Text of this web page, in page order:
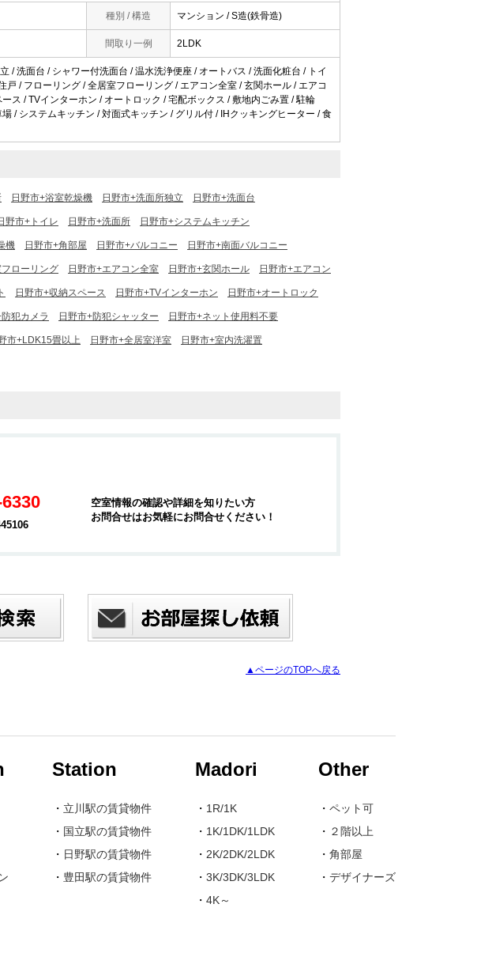
種別 / 構造 マンション / S造(鉄骨造)
間取り一例 2LDK
/ 洗面台 / シャワー付洗面台 / 温水洗浄便座 / オートバス / 洗面化粧台 / トイ
/ フローリング / 全居室フローリング / エアコン全室 / 玄関ホール / エアコ
ス / TVインターホン / オートロック / 宅配ボックス / 敷地内ごみ置 / 駐輪
/ システムキッチン / 対面式キッチン / グリル付 / IHクッキングヒーター / 食
日野市+浴室乾燥機 日野市+洗面所独立 日野市+洗面台
野市+トイレ 日野市+洗面所 日野市+システムキッチン
機 日野市+角部屋 日野市+バルコニー 日野市+南面バルコニー
ローリング 日野市+エアコン全室 日野市+玄関ホール 日野市+エアコン
日野市+収納スペース 日野市+TVインターホン 日野市+オートロック
犯カメラ 日野市+防犯シャッター 日野市+ネット使用料不要
市+LDK15畳以上 日野市+全居室洋室 日野市+室内洗濯置
空室情報の確認や詳細を知りたい方
お問合せはお気軽にお問合せください！
▲ページのTOPへ戻る
Station
・ 立川駅の賃貸物件
・ 国立駅の賃貸物件
・ 日野駅の賃貸物件
・ 豊田駅の賃貸物件
Madori
・ 1R/1K
・ 1K/1DK/1LDK
・ 2K/2DK/2LDK
・ 3K/3DK/3LDK
・ 4K～
Other
・ ペット可
・ ２階以上
・ 角部屋
・ デザイナーズ